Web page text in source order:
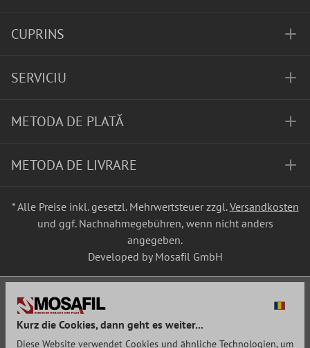
CUPRINS
SERVICIU
METODA DE PLATĂ
METODA DE LIVRARE
* Alle Preise inkl. gesetzl. Mehrwertsteuer zzgl.Versandkosten
und ggf. Nachnahmegebühren, wenn nicht anders
angegeben.
Developed by Mosafil GmbH
Kurz die Cookies, dann geht es weiter...
Diese Website verwendet Cookies und ähnliche Technologien, um